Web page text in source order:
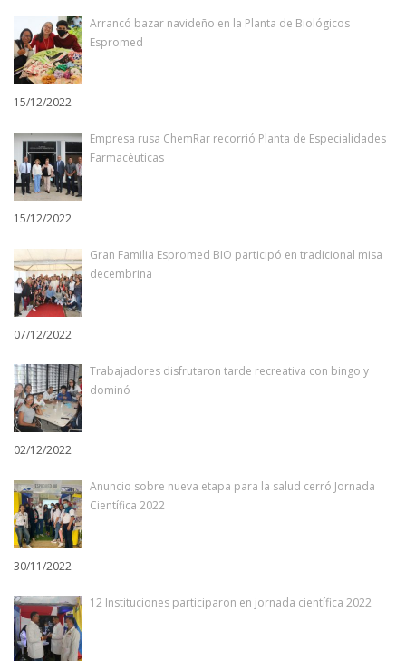
Arrancó bazar navideño en la Planta de Biológicos
Espromed
15/12/2022
Empresa rusa ChemRar recorrió Planta de Especialidades
Farmacéuticas
15/12/2022
Gran Familia Espromed BIO participó en tradicional misa
decembrina
07/12/2022
Trabajadores disfrutaron tarde recreativa con bingo y
dominó
02/12/2022
Anuncio sobre nueva etapa para la salud cerró Jornada
Científica 2022
30/11/2022
12 Instituciones participaron en jornada científica 2022